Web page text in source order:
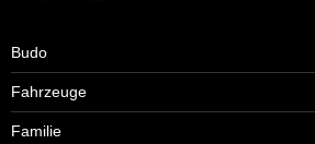
Budo
Fahrzeuge
Familie